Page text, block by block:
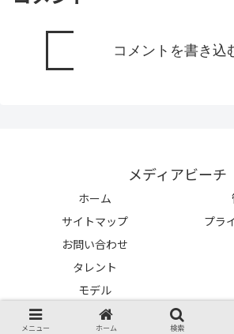
コメントを書き込
メディアビーチ
ホーム
サイトマップ
プラ
お問い合わせ
タレント
モデル
Copyright © 2021-2026 メディアビーチ
メニュー ホーム 検索